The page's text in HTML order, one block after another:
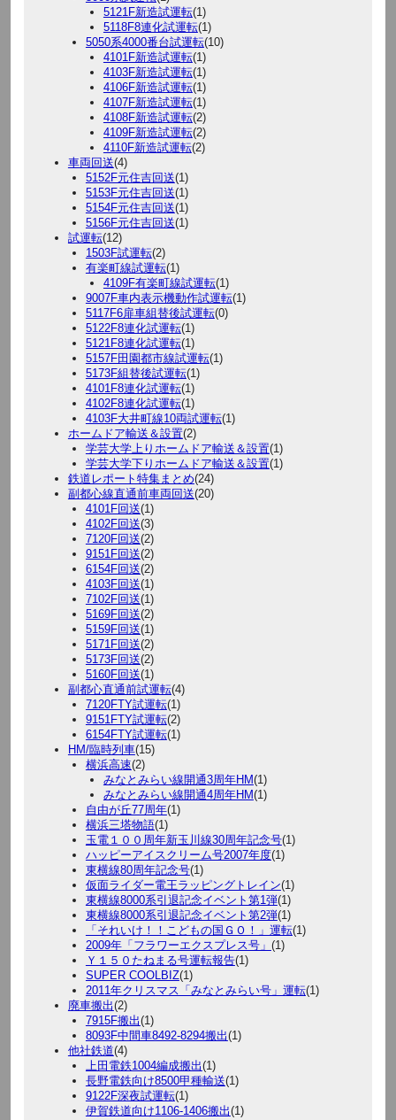
5121F新造試運転(1)
5118F8連化試運転(1)
5050系4000番台試運転(10)
4101F新造試運転(1)
4103F新造試運転(1)
4106F新造試運転(1)
4107F新造試運転(1)
4108F新造試運転(2)
4109F新造試運転(2)
4110F新造試運転(2)
車両回送(4)
5152F元住吉回送(1)
5153F元住吉回送(1)
5154F元住吉回送(1)
5156F元住吉回送(1)
試運転(12)
1503F試運転(2)
有楽町線試運転(1)
4109F有楽町線試運転(1)
9007F車内表示機動作試運転(1)
5117F6扉車組替後試運転(0)
5122F8連化試運転(1)
5121F8連化試運転(1)
5157F田園都市線試運転(1)
5173F組替後試運転(1)
4101F8連化試運転(1)
4102F8連化試運転(1)
4103F大井町線10両試運転(1)
ホームドア輸送＆設置(2)
学芸大学上りホームドア輸送＆設置(1)
学芸大学下りホームドア輸送＆設置(1)
鉄道レポート特集まとめ(24)
副都心線直通前車両回送(20)
4101F回送(1)
4102F回送(3)
7120F回送(2)
9151F回送(2)
6154F回送(2)
4103F回送(1)
7102F回送(1)
5169F回送(2)
5159F回送(1)
5171F回送(2)
5173F回送(2)
5160F回送(1)
副都心直通前試運転(4)
7120FTY試運転(1)
9151FTY試運転(2)
6154FTY試運転(1)
HM/臨時列車(15)
横浜高速(2)
みなとみらい線開通3周年HM(1)
みなとみらい線開通4周年HM(1)
自由が丘77周年(1)
横浜三塔物語(1)
玉電１００周年新玉川線30周年記念号(1)
ハッピーアイスクリーム号2007年度(1)
東横線80周年記念号(1)
仮面ライダー電王ラッピングトレイン(1)
東横線8000系引退記念イベント第1弾(1)
東横線8000系引退記念イベント第2弾(1)
「それいけ！！こどもの国ＧＯ！」運転(1)
2009年「フラワーエクスプレス号」 (1)
Ｙ１５０たねまる号運転報告(1)
SUPER COOLBIZ(1)
2011年クリスマス「みなとみらい号」運転(1)
廃車搬出(2)
7915F搬出(1)
8093F中間車8492-8294搬出(1)
他社鉄道(4)
上田電鉄1004編成搬出(1)
長野電鉄向け8500甲種輸送(1)
9122F深夜試運転(1)
伊賀鉄道向け1106-1406搬出(1)